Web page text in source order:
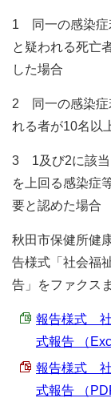
1 同一の感染症
と疑われる死亡
した場合
2 同一の感染症
れる者が10名以
3 1及び2に該当
を上回る感染症
要と認めた場合
秋田市保健所健
告様式「社会福
告」をファクス
報告様式 社
式報告 （
報告様式 社
式報告 （